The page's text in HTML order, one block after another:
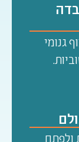
גנומי
ולפתח